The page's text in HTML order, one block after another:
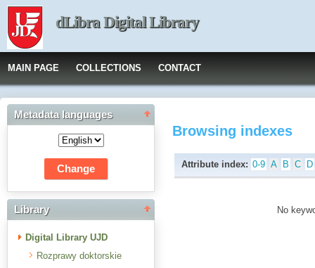
dLibra Digital Library
MAIN PAGE COLLECTIONS CONTACT
Metadata languages
Library
Digital Library UJD
Rozprawy doktorskie
Browsing indexes
Attribute index: 0-9 A B C D
No